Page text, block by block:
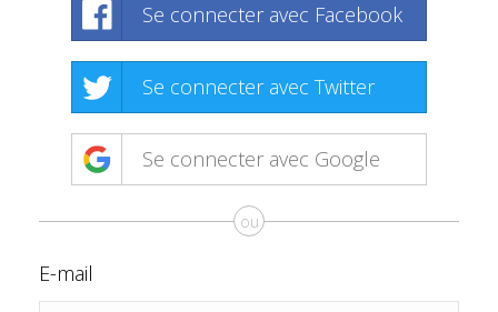
Se connecter avec Facebook
Se connecter avec Twitter
Se connecter avec Google
ou
E-mail